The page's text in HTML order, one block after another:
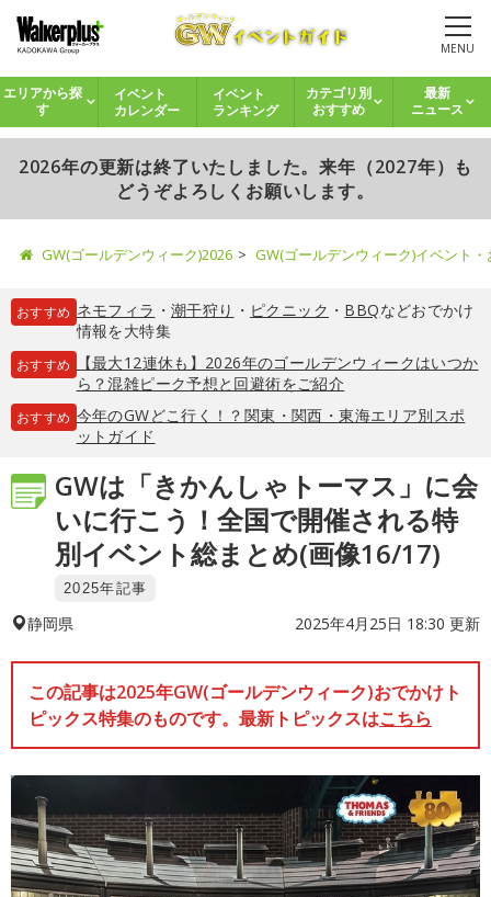
MENU
エリアから探
す
イベント
カレンダー
イベント
ランキング
カテゴリ別
おすすめ
最新
ニュース
2026年の更新は終了いたしました。来年（2027年）も
どうぞよろしくお願いします。
GW(ゴールデンウィーク)2026 GW(ゴールデンウィーク)イベント
おすすめ ネモフィラ ・ 潮干狩り ・ ピクニック ・ BBQなどおでかけ
情報を大特集
おすすめ
【最大12連休も】2026年のゴールデンウィークはいつか
ら？混雑ピーク予想と回避術をご紹介
おすすめ 今年のGWどこ行く！？関東・関西・東海エリア別スポ
ットガイド
GWは「きかんしゃトーマス」に会
いに行こう！全国で開催される特
別イベント総まとめ(画像16/17)
2025年記事
静岡県 2025年4月25日 18:30 更新
この記事は2025年GW(ゴールデンウィーク)おでかけト
ピックス特集のものです。最新トピックスはこちら